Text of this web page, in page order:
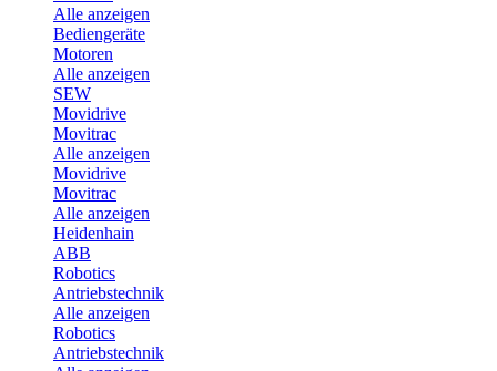
Alle anzeigen
Bediengeräte
Motoren
Alle anzeigen
SEW
Movidrive
Movitrac
Alle anzeigen
Movidrive
Movitrac
Alle anzeigen
Heidenhain
ABB
Robotics
Antriebstechnik
Alle anzeigen
Robotics
Antriebstechnik